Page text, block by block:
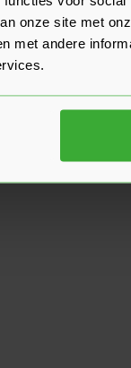
onze site met
met andere